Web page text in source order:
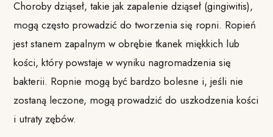
Choroby dziąseł, takie jak zapalenie dziąseł (gingiwitis),
mogą często prowadzić do tworzenia się ropni. Ropień
jest stanem zapalnym w obrębie tkanek miękkich lub
kości, który powstaje w wyniku nagromadzenia się
bakterii. Ropnie mogą być bardzo bolesne i, jeśli nie
zostaną leczone, mogą prowadzić do uszkodzenia kości
i utraty zębów.